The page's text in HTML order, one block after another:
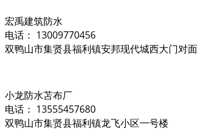
宏禹建筑防水
电话： 13009770456
双鸭山市集贤县福利镇安邦现代城西大门对面
小龙防水苫布厂
电话： 13555457680
双鸭山市集贤县福利镇龙飞小区一号楼